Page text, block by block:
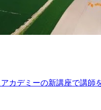
カデミーの新講座で講師